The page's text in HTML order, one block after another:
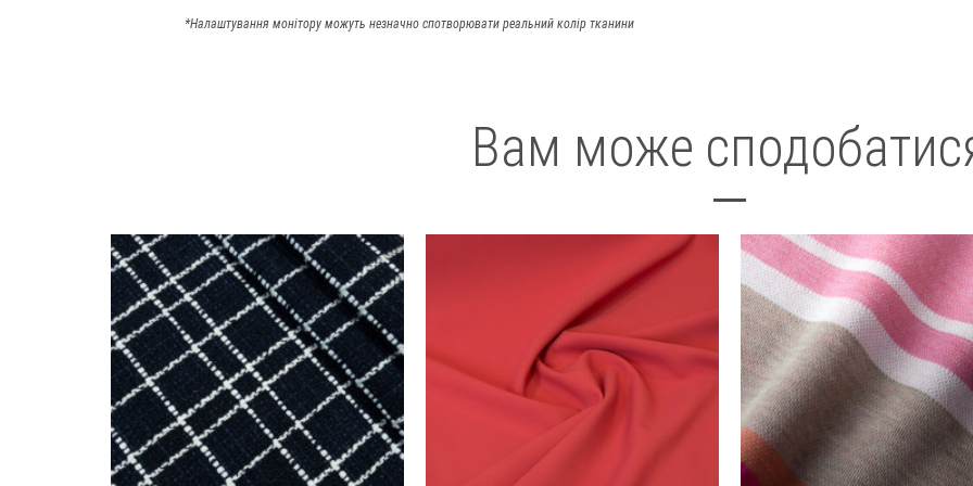
*Налаштування монітору можуть незначно спотворювати реальний колір тканини
Вам може